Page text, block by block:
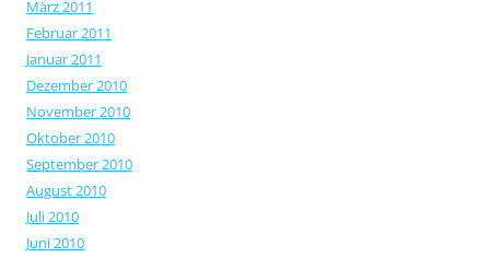
März 2011
Februar 2011
Januar 2011
Dezember 2010
November 2010
Oktober 2010
September 2010
August 2010
Juli 2010
Juni 2010